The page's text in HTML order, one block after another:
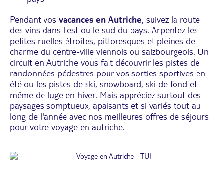
Pendant vos vacances en Autriche, suivez la route
des vins dans l'est ou le sud du pays. Arpentez les
petites ruelles étroites, pittoresques et pleines de
charme du centre-ville viennois ou salzbourgeois. Un
circuit en Autriche vous fait découvrir les pistes de
randonnées pédestres pour vos sorties sportives en
été ou les pistes de ski, snowboard, ski de fond et
même de luge en hiver. Mais appréciez surtout des
paysages somptueux, apaisants et si variés tout au
long de l'année avec nos meilleures offres de séjours
pour votre voyage en autriche.